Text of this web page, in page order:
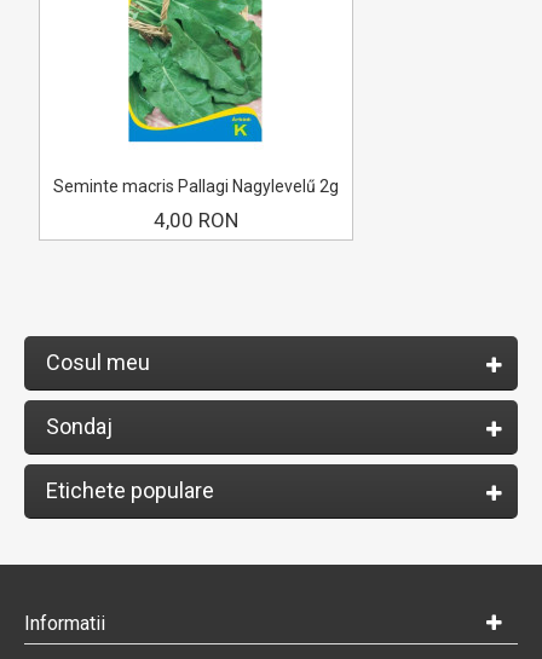
Seminte macris Pallagi Nagylevelű 2g
4,00 RON
Cosul meu
Sondaj
Etichete populare
Informatii